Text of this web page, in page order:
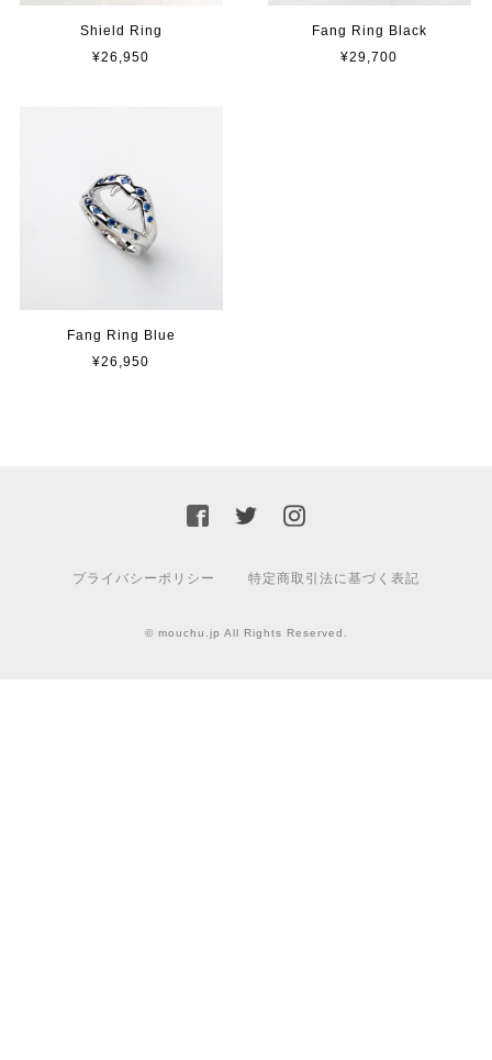
Shield Ring
¥26,950
Fang Ring Black
¥29,700
Fang Ring Blue
¥26,950
プライバシーポリシー 特定商取引法に基づく表記
© mouchu.jp All Rights Reserved.